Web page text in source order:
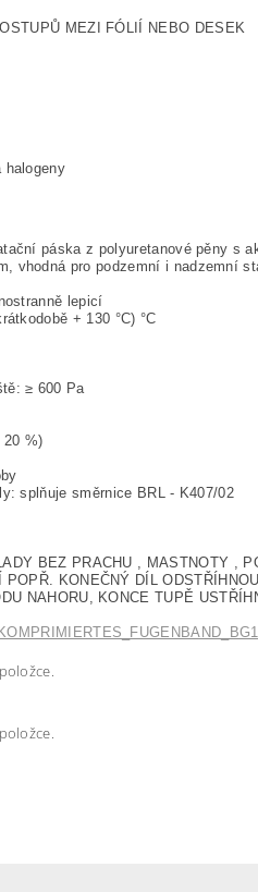
MEZI FÓLIÍ NEBO DESEK
halogeny
páska z polyuretanové pěny s
vhodná pro podzemní i nadzemní
lepicí
+ 130 °C) °C
≥ 600 Pa
%)
splňuje směrnice BRL - K407/02
BEZ PRACHU , MASTNOTY ,
KONEČNÝ DÍL
NAHORU, KONCE TUPĚ